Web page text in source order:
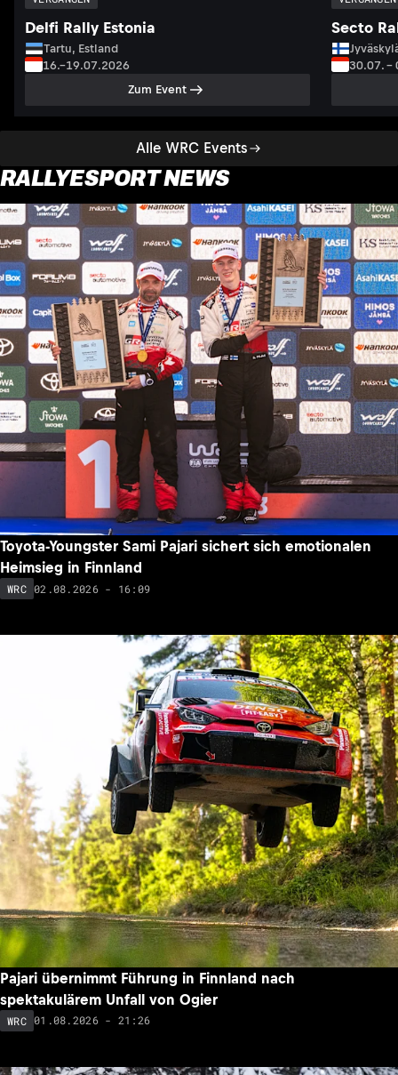
Alle WRC Events
Delfi Rally Estonia
Tartu, Estland
16.–19.07.2026
Zum Event
Secto
30.07. –
RALLYESPORT NEWS
Toyota-Youngster Sami Pajari sichert sich emotionalen
Heimsieg in Finnland
WRC 02.08.2026 - 16:09
Pajari übernimmt Führung in Finnland nach
spektakulärem Unfall von Ogier
WRC 01.08.2026 - 21:26